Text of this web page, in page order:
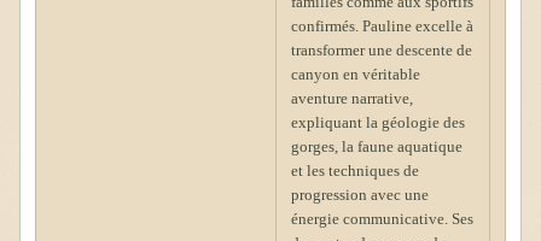
confirmés. Pauline excelle à
transformer une descente de
canyon en véritable
aventure narrative,
expliquant la géologie des
gorges, la faune aquatique
et les techniques de
progression avec une
énergie communicative. Ses